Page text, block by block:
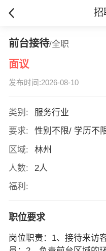
招
前台接待/全职
面议
发布时间:2026-08-10
类别:
服务行业
要求:
性别不限/ 学历不
区域:
林州
人数:
2人
福利:
职位要求
岗位职责：1、接待来访